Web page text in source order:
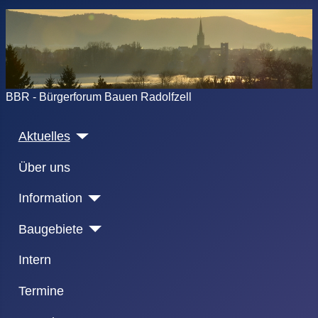
BBR - Bürgerforum Bauen Radolfzell
Aktuelles
Über uns
Information
Baugebiete
Intern
Termine